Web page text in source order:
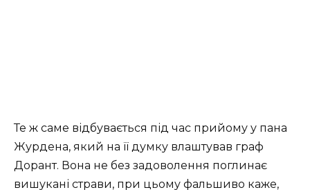
Те ж саме відбувається під час прийому у пана
Журдена, який на її думку влаштував граф
Дорант. Вона не без задоволення поглинає
вишукані страви, при цьому фальшиво каже,